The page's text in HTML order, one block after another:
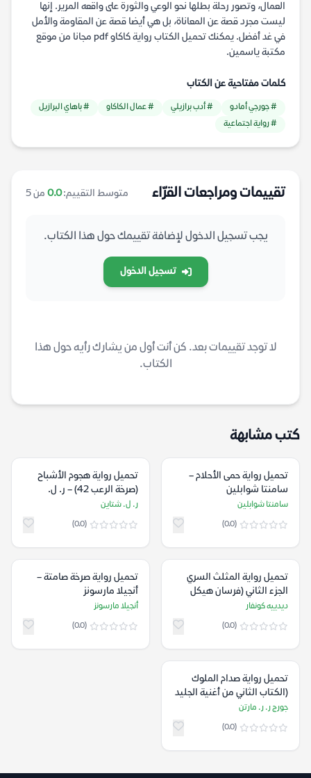
العمال، وتصور رحلة بطلها نحو الوعي والثورة على واقعه المرير. إنها
ليست مجرد قصة عن المعاناة، بل هي أيضا قصة عن المقاومة والأمل
في غد أفضل. يمكنك تحميل الكتاب رواية كاكاو pdf مجانا من موقع
مكتبة ياسمين.
كلمات مفتاحية عن الكتاب
# جورجي أمادو # أدب برازيلي # عمال الكاكاو
# باهاي البرازيل
# رواية اجتماعية
تقييمات ومراجعات القرّاء متوسط التقييم:0.0 من 5
يجب تسجيل الدخول لإضافة تقييمك حول هذا الكتاب.
تسجيل الدخول
لا توجد تقييمات بعد. كن أنت أول من يشارك رأيه حول هذا
الكتاب.
كتب مشابهة
تحميل رواية حمى الأحلام –
سامنتا شوابلين
سامنتا شوابلين
(0.0)
تحميل رواية هجوم الأشباح
(صرخة الرعب 42) – ر. ل.
شتاين
ر. ل. شتاين
(0.0)
تحميل رواية المثلث السري
الجزء الثاني (فرسان هيكل
يسوع الخمسة) – ديدييه
ديدييه كونفار
(0.0)
تحميل رواية صرخة صامتة –
أنجيلا مارسونز
أنجيلا مارسونز
(0.0)
تحميل رواية صدام الملوك
(الكتاب الثاني من أغنية الجليد
والنار) – جورج ر. ر. مارتن
جورج ر. ر. مارتن
(0.0)